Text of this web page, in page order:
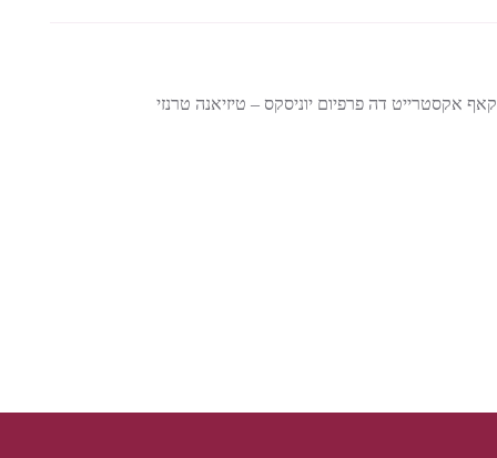
קאף אקסטרייט דה פרפיום יוניסקס – טיזיאנה טרנזי